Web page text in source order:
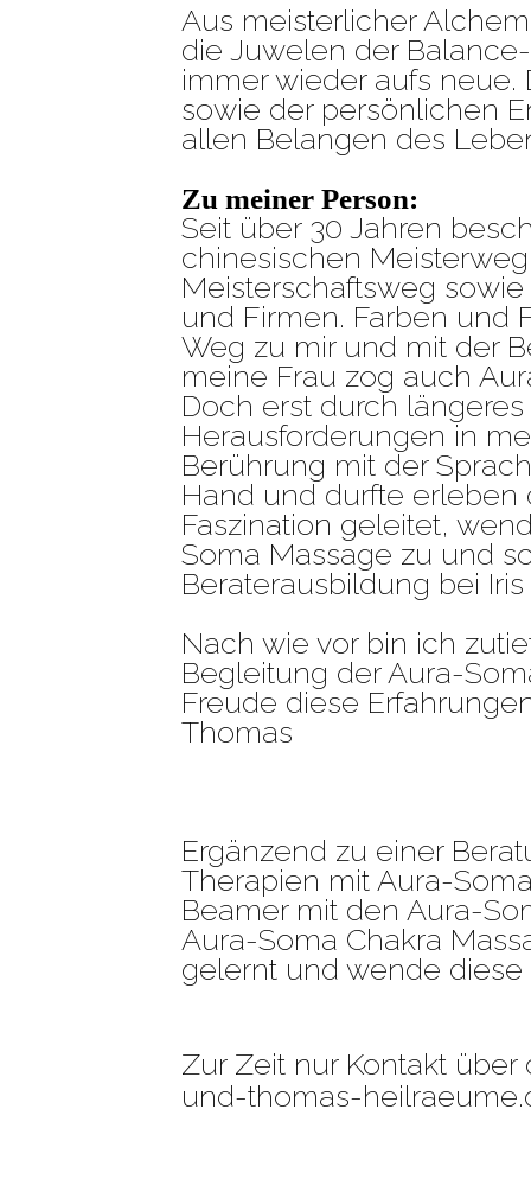
Aus meisterlicher
die Juwelen der
immer wieder aufs
sowie der persönlichen
allen Belangen des
Zu meiner Person:
Seit über 30 Jahren
chinesischen
Meisterschaftsweg
und Firmen. Farben und
Weg zu mir und mit der
meine Frau zog auch
Doch erst durch
Herausforderungen in
Berührung mit der
Hand und durfte erleben
Faszination geleitet,
Soma Massage zu und
Beraterausbildung bei
Nach wie vor bin ich
Begleitung der Aura-
Freude diese
Thomas
Ergänzend zu einer
Therapien mit Aura-
Beamer mit den Aura-
Aura-Soma Chakra
gelernt und wende
Zur Zeit nur Kontakt
und-thomas-